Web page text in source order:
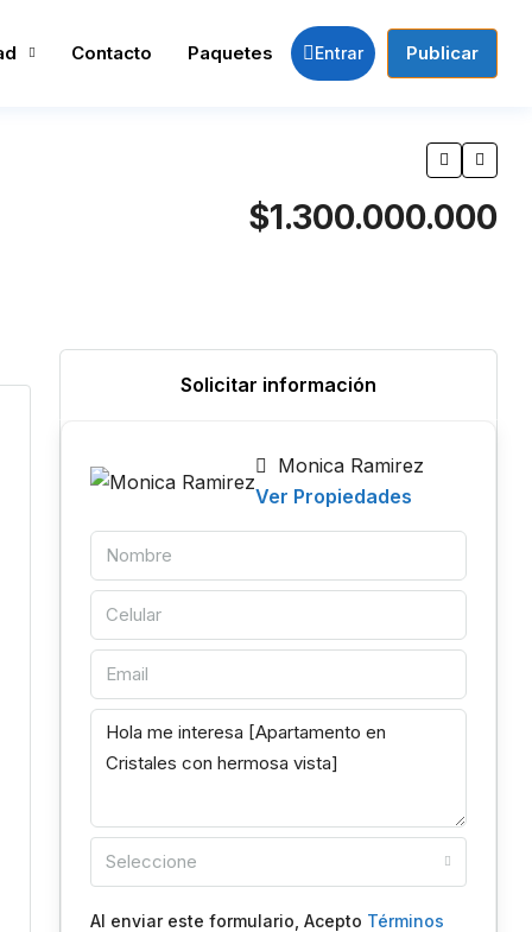
Contacto Paquetes Entrar Publicar
$1.300.000.000
Solicitar información
Monica Ramirez
Ver Propiedades
Seleccione
Al enviar este formulario, Acepto Términos